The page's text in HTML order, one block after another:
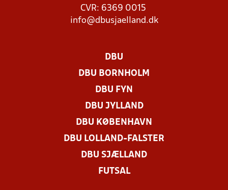
CVR: 6369 0015
info@dbusjaelland.dk
DBU
DBU BORNHOLM
DBU FYN
DBU JYLLAND
DBU KØBENHAVN
DBU LOLLAND-FALSTER
DBU SJÆLLAND
FUTSAL